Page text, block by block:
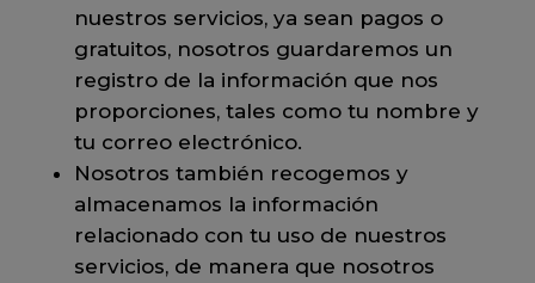
nuestros servicios, ya sean pagos o
gratuitos, nosotros guardaremos un
registro de la información que nos
proporciones, tales como tu nombre y
tu correo electrónico.
Nosotros también recogemos y
almacenamos la información
relacionado con tu uso de nuestros
servicios, de manera que nosotros